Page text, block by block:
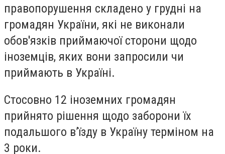
правопорушення складено у грудні на
громадян України, які не виконали
обов'язків приймаючої сторони щодо
іноземців, яких вони запросили чи
приймають в Україні.
Стосовно 12 іноземних громадян
прийнято рішення щодо заборони їх
подальшого в’їзду в Україну терміном на
3 роки.